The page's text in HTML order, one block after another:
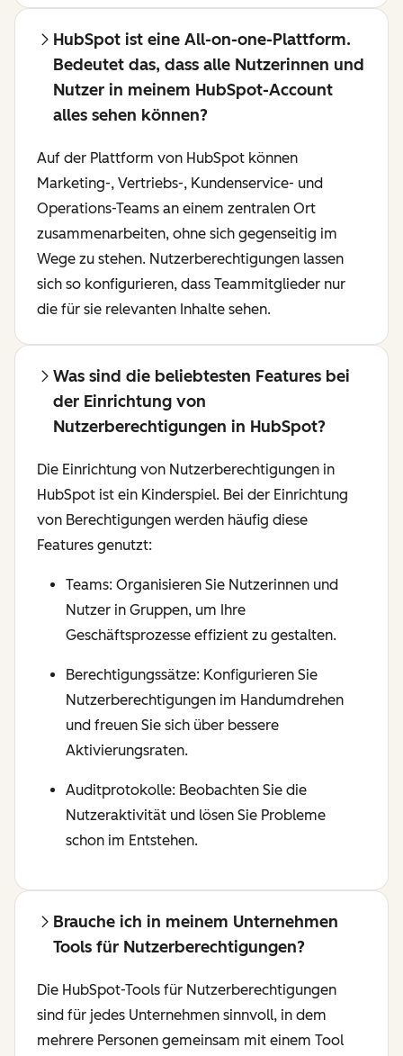
HubSpot ist eine All-on-one-Plattform.
Bedeutet das, dass alle Nutzerinnen und
Nutzer in meinem HubSpot-Account
alles sehen können?
Auf der Plattform von HubSpot können
Marketing-, Vertriebs-, Kundenservice- und
Operations-Teams an einem zentralen Ort
zusammenarbeiten, ohne sich gegenseitig im
Wege zu stehen. Nutzerberechtigungen lassen
sich so konfigurieren, dass Teammitglieder nur
die für sie relevanten Inhalte sehen.
Was sind die beliebtesten Features bei
der Einrichtung von
Nutzerberechtigungen in HubSpot?
Die Einrichtung von Nutzerberechtigungen in
HubSpot ist ein Kinderspiel. Bei der Einrichtung
von Berechtigungen werden häufig diese
Features genutzt:
Teams: Organisieren Sie Nutzerinnen und
Nutzer in Gruppen, um Ihre
Geschäftsprozesse effizient zu gestalten.
Berechtigungssätze: Konfigurieren Sie
Nutzerberechtigungen im Handumdrehen
und freuen Sie sich über bessere
Aktivierungsraten.
Auditprotokolle: Beobachten Sie die
Nutzeraktivität und lösen Sie Probleme
schon im Entstehen.
Brauche ich in meinem Unternehmen
Tools für Nutzerberechtigungen?
Die HubSpot-Tools für Nutzerberechtigungen
sind für jedes Unternehmen sinnvoll, in dem
mehrere Personen gemeinsam mit einem Tool